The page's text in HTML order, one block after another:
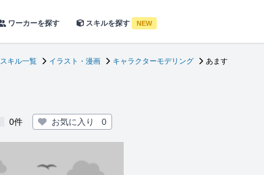
ワーカーを探す スキルを探す NEW
スキル一覧 イラスト・漫画 キャラクターモデリング あます
0件 お気に入り 0